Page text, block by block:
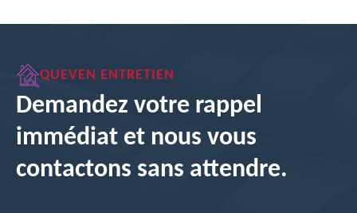
QUEVEN ENTRETIEN
Demandez votre rappel
immédiat et nous vous
contactons sans attendre.